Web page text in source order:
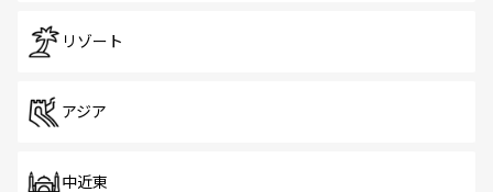
リゾート
アジア
中近東